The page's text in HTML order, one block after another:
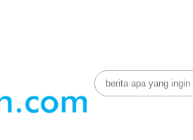
Search
for: